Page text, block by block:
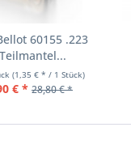
60155 .223
(1,35 € * / 1 Stück)
€ * 28,80 € *